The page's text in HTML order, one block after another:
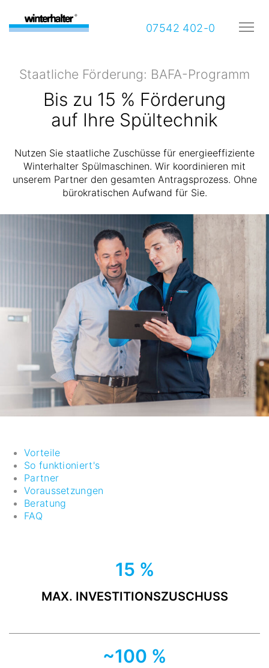
07542 402-0
Staatliche Förderung: BAFA-Programm
Bis zu 15 % Förderung
auf Ihre Spültechnik
Nutzen Sie staatliche Zuschüsse für energieeffiziente
Winterhalter Spülmaschinen. Wir koordinieren mit
unserem Partner den gesamten Antragsprozess. Ohne
bürokratischen Aufwand für Sie.
Vorteile
So funktioniert's
Partner
Voraussetzungen
Beratung
FAQ
15 %
MAX. INVESTITIONSZUSCHUSS
~100 %